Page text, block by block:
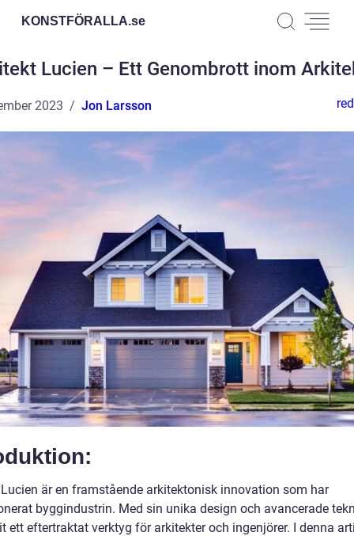
KONSTFÖRALLA.se
Lucien – Ett Genombrott inom
2023 Jon Larsson
är en framstående arkitektonisk innovation som har
byggindustrin. Med sin unika design och avancerade
ett eftertraktat verktyg för arkitekter och ingenjörer. I denna